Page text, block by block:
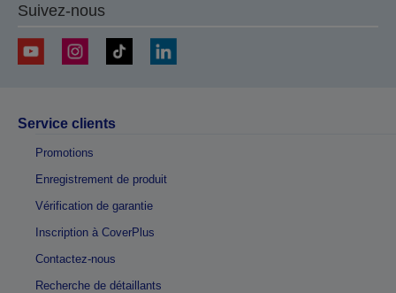
Suivez-nous
Service clients
Promotions
Enregistrement de produit
Vérification de garantie
Inscription à CoverPlus
Contactez-nous
Recherche de détaillants